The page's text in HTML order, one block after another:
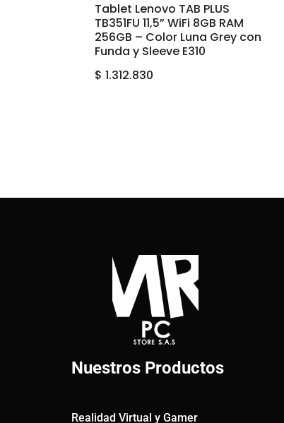
Tablet Lenovo TAB PLUS
TB351FU 11,5” WiFi 8GB RAM
256GB – Color Luna Grey con
Funda y Sleeve E310
$ 1.312.830
Nuestros Productos
Realidad Virtual y Gamer